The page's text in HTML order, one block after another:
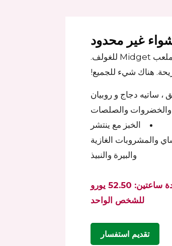
غير محدود
نضيء البيضة الخضراء على شرفة ملعب Midget للغولف.
هناك شيء للجميع!
ساتيه دجاج و روبيان
والخضروات والصلصات
الخبز مع ينتشر
والمشروبات الغازية
والبيرة والنبيذ
حفل شواء شامل مشروبات لمدة ساعتين: 52.50 يورو
للشخص الواحد
تقديم استفسار